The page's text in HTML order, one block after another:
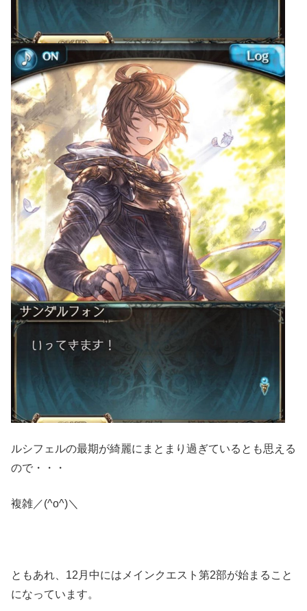
ルシフェルの最期が綺麗にまとまり過ぎているとも思える
ので・・・
複雑／(^o^)＼
ともあれ、12月中にはメインクエスト第2部が始まること
になっています。